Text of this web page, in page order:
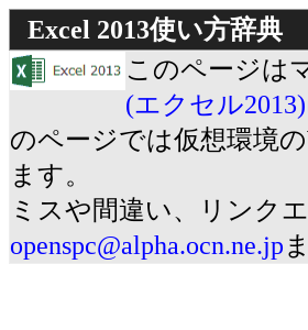
Excel 2013使い方辞典
このページは
(エクセル2013)
のページでは仮想環境
ます。
ミスや間違い、リンク
openspc@alpha.ocn.ne.jp